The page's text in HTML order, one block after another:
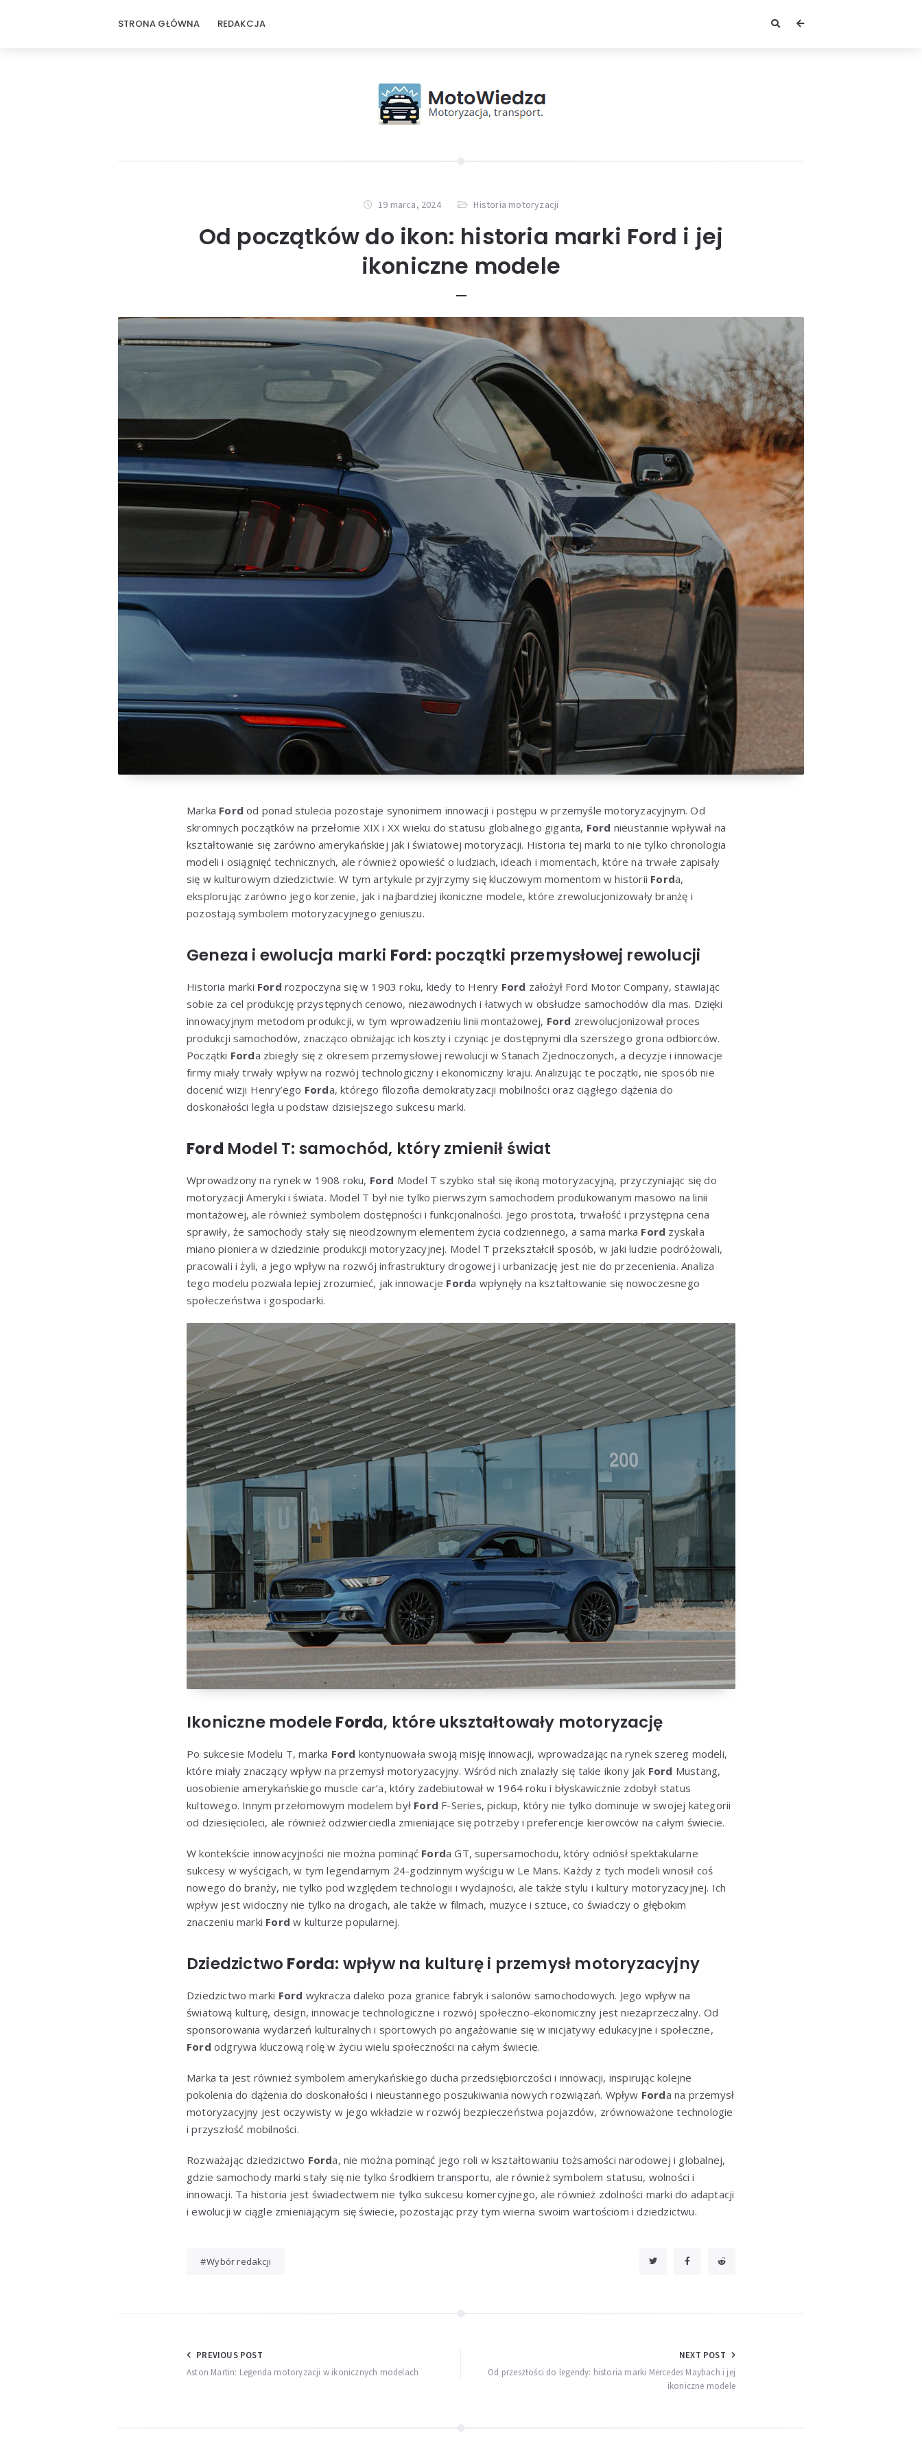
STRONA GŁÓWNA REDAKCJA
19 marca, 2024 Historia motoryzacji
Od początków do ikon: historia marki Ford i jej
ikoniczne modele
Marka Ford od ponad stulecia pozostaje synonimem innowacji i postępu w przemyśle motoryzacyjnym. Od
skromnych początków na przełomie XIX i XX wieku do statusu globalnego giganta, Ford nieustannie wpływał na
kształtowanie się zarówno amerykańskiej jak i światowej motoryzacji. Historia tej marki to nie tylko chronologia
modeli i osiągnięć technicznych, ale również opowieść o ludziach, ideach i momentach, które na trwałe zapisały
się w kulturowym dziedzictwie. W tym artykule przyjrzymy się kluczowym momentom w historii Forda,
eksplorując zarówno jego korzenie, jak i najbardziej ikoniczne modele, które zrewolucjonizowały branżę i
pozostają symbolem motoryzacyjnego geniuszu.
Geneza i ewolucja marki Ford: początki przemysłowej rewolucji
Historia marki Ford rozpoczyna się w 1903 roku, kiedy to Henry Ford założył Ford Motor Company, stawiając
sobie za cel produkcję przystępnych cenowo, niezawodnych i łatwych w obsłudze samochodów dla mas. Dzięki
innowacyjnym metodom produkcji, w tym wprowadzeniu linii montażowej, Ford zrewolucjonizował proces
produkcji samochodów, znacząco obniżając ich koszty i czyniąc je dostępnymi dla szerszego grona odbiorców.
Początki Forda zbiegły się z okresem przemysłowej rewolucji w Stanach Zjednoczonych, a decyzje i innowacje
firmy miały trwały wpływ na rozwój technologiczny i ekonomiczny kraju. Analizując te początki, nie sposób nie
docenić wizji Henry’ego Forda, którego filozofia demokratyzacji mobilności oraz ciągłego dążenia do
doskonałości legła u podstaw dzisiejszego sukcesu marki.
Ford Model T: samochód, który zmienił świat
Wprowadzony na rynek w 1908 roku, Ford Model T szybko stał się ikoną motoryzacyjną, przyczyniając się do
motoryzacji Ameryki i świata. Model T był nie tylko pierwszym samochodem produkowanym masowo na linii
montażowej, ale również symbolem dostępności i funkcjonalności. Jego prostota, trwałość i przystępna cena
sprawiły, że samochody stały się nieodzownym elementem życia codziennego, a sama marka Ford zyskała
miano pioniera w dziedzinie produkcji motoryzacyjnej. Model T przekształcił sposób, w jaki ludzie podróżowali,
pracowali i żyli, a jego wpływ na rozwój infrastruktury drogowej i urbanizację jest nie do przecenienia. Analiza
tego modelu pozwala lepiej zrozumieć, jak innowacje Forda wpłynęły na kształtowanie się nowoczesnego
społeczeństwa i gospodarki.
Ikoniczne modeleForda, które ukształtowały motoryzację
Po sukcesie Modelu T, marka Ford kontynuowała swoją misję innowacji, wprowadzając na rynek szereg modeli,
które miały znaczący wpływ na przemysł motoryzacyjny. Wśród nich znalazły się takie ikony jak Ford Mustang,
uosobienie amerykańskiego muscle car’a, który zadebiutował w 1964 roku i błyskawicznie zdobył status
kultowego. Innym przełomowym modelem był Ford F-Series, pickup, który nie tylko dominuje w swojej kategorii
od dziesięcioleci, ale również odzwierciedla zmieniające się potrzeby i preferencje kierowców na całym świecie.
W kontekście innowacyjności nie można pominąć Forda GT, supersamochodu, który odniósł spektakularne
sukcesy w wyścigach, w tym legendarnym 24-godzinnym wyścigu w Le Mans. Każdy z tych modeli wnosił coś
nowego do branży, nie tylko pod względem technologii i wydajności, ale także stylu i kultury motoryzacyjnej. Ich
wpływ jest widoczny nie tylko na drogach, ale także w filmach, muzyce i sztuce, co świadczy o głębokim
znaczeniu marki Ford w kulturze popularnej.
Dziedzictwo Forda: wpływ na kulturę i przemysł motoryzacyjny
Dziedzictwo marki Ford wykracza daleko poza granice fabryk i salonów samochodowych. Jego wpływ na
światową kulturę, design, innowacje technologiczne i rozwój społeczno-ekonomiczny jest niezaprzeczalny. Od
sponsorowania wydarzeń kulturalnych i sportowych po angażowanie się w inicjatywy edukacyjne i społeczne,
Ford odgrywa kluczową rolę w życiu wielu społeczności na całym świecie.
Marka ta jest również symbolem amerykańskiego ducha przedsiębiorczości i innowacji, inspirując kolejne
pokolenia do dążenia do doskonałości i nieustannego poszukiwania nowych rozwiązań. Wpływ Forda na przemysł
motoryzacyjny jest oczywisty w jego wkładzie w rozwój bezpieczeństwa pojazdów, zrównoważone technologie
i przyszłość mobilności.
Rozważając dziedzictwo Forda, nie można pominąć jego roli w kształtowaniu tożsamości narodowej i globalnej,
gdzie samochody marki stały się nie tylko środkiem transportu, ale również symbolem statusu, wolności i
innowacji. Ta historia jest świadectwem nie tylko sukcesu komercyjnego, ale również zdolności marki do adaptacji
i ewolucji w ciągle zmieniającym się świecie, pozostając przy tym wierna swoim wartościom i dziedzictwu.
Wybór redakcji
Nawigacja
wpisu
PREVIOUS POST
Aston Martin: Legenda motoryzacji w ikonicznych modelach
NEXT POST
Od przeszłości do legendy: historia marki Mercedes Maybach i jej
ikoniczne modele